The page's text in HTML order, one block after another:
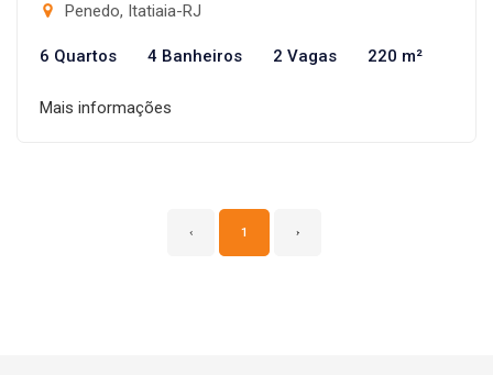
Penedo, Itatiaia-RJ
6 Quartos 4 Banheiros 2 Vagas 220 m²
Mais informações
‹ 1 ›